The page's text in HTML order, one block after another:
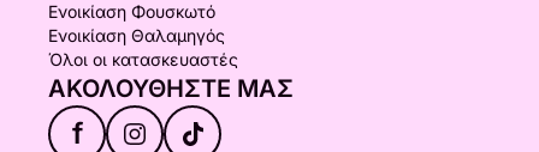
Ενοικίαση Φουσκωτό
Ενοικίαση Θαλαμηγός
Όλοι οι κατασκευαστές
ΑΚΟΛΟΥΘΉΣΤΕ ΜΑΣ
f